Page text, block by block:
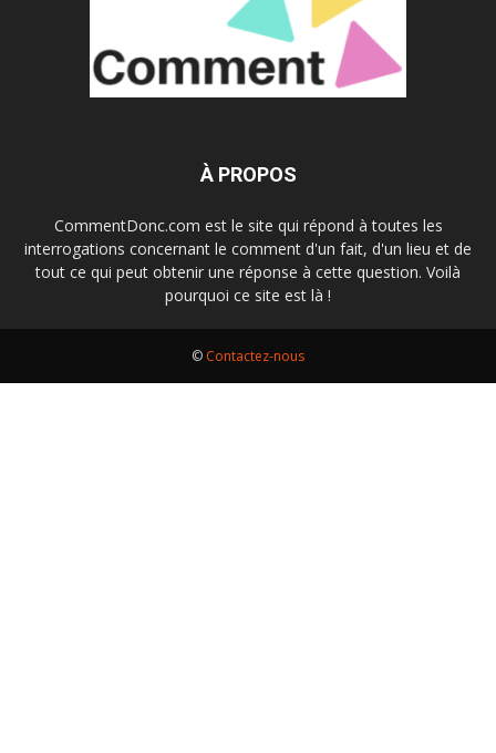
À PROPOS
CommentDonc.com est le site qui répond à toutes les
interrogations concernant le comment d'un fait, d'un lieu et de
tout ce qui peut obtenir une réponse à cette question. Voilà
pourquoi ce site est là !
© Contactez-nous